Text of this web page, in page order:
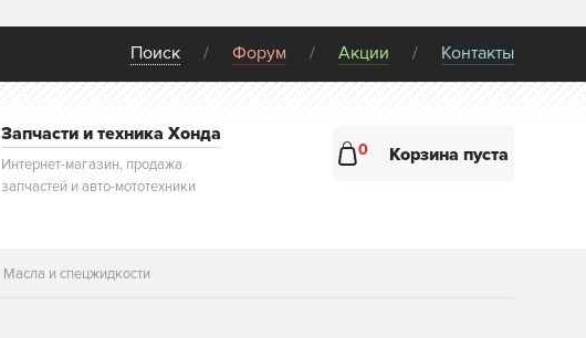
Поиск Форум Акции Контакты
Запчасти и техника Хонда
Интернет-магазин, продажа
запчастей и авто-мототехники
0 Корзина пуста
Масла и спецжидкости